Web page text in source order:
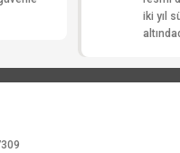
iki yıl